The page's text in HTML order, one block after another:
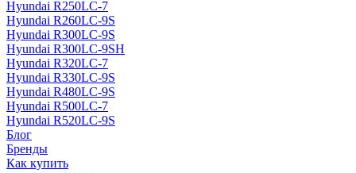
Hyundai R250LC-7
Hyundai R260LC-9S
Hyundai R300LC-9S
Hyundai R300LC-9SH
Hyundai R320LC-7
Hyundai R330LC-9S
Hyundai R480LC-9S
Hyundai R500LC-7
Hyundai R520LC-9S
Блог
Бренды
Как купить